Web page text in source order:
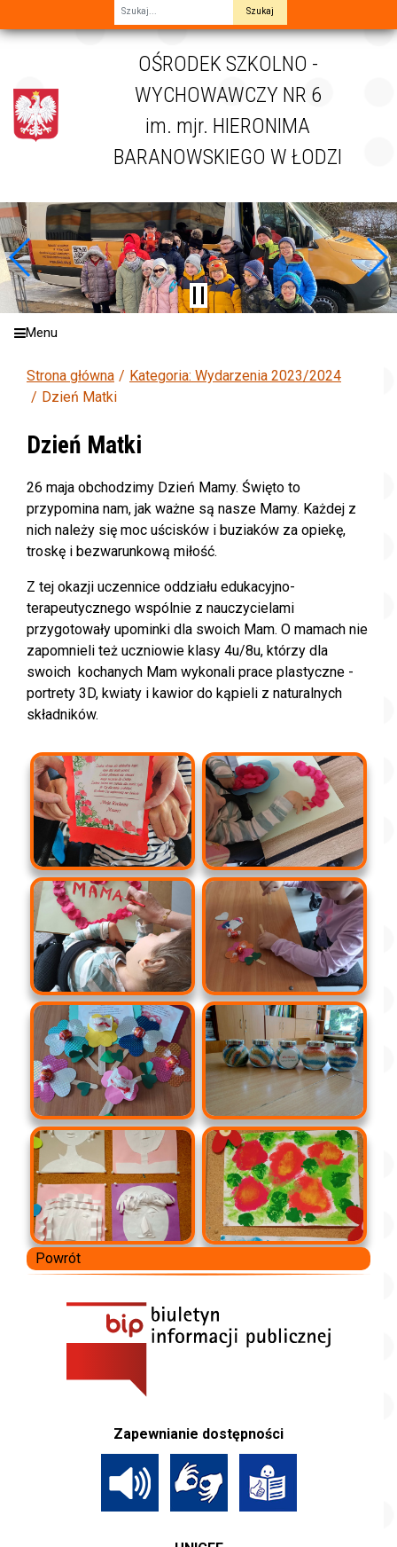
OŚRODEK SZKOLNO -
WYCHOWAWCZY NR 6
im. mjr. HIERONIMA
BARANOWSKIEGO W ŁODZI
Menu
Strona główna
Kategoria: Wydarzenia 2023/2024
Dzień Matki
Dzień Matki
26 maja obchodzimy Dzień Mamy. Święto to
przypomina nam, jak ważne są nasze Mamy. Każdej z
nich należy się moc uścisków i buziaków za opiekę,
troskę i bezwarunkową miłość.
Z tej okazji uczennice oddziału edukacyjno-
terapeutycznego wspólnie z nauczycielami
przygotowały upominki dla swoich Mam. O mamach nie
zapomnieli też uczniowie klasy 4u/8u, którzy dla
swoich kochanych Mam wykonali prace plastyczne -
portrety 3D, kwiaty i kawior do kąpieli z naturalnych
składników.
Powrót
Zapewnianie dostępności